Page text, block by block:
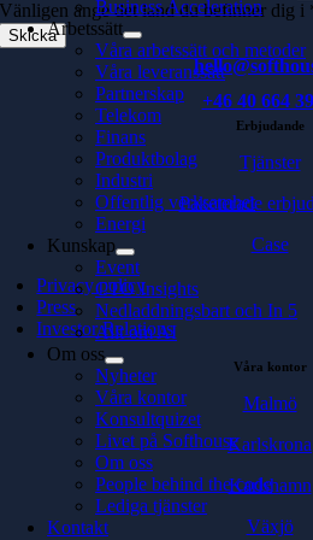
Business Acceleration
Arbetssätt
Våra arbetssätt och metoder
Våra leveranssätt
Partnerskap
Telekom
Finans
Produktbolag
Industri
Offentlig verksamhet
Energi
Kunskap
Event
CTO Insights
Nedladdningsbart och In 5
Allt om AI
Om oss
Nyheter
Våra kontor
Konsultquizet
Livet på Softhouse
Om oss
People behind the code
Lediga tjänster
Kontakt
Vänligen ange det land du befinner dig i
+46 40 664
Erbjudande
Tjänster
Paketerade
Case
Privacy policy
Press
Investor Relations
Våra kontor
Malmö
Karlskrona
Karlshamn
Växjö